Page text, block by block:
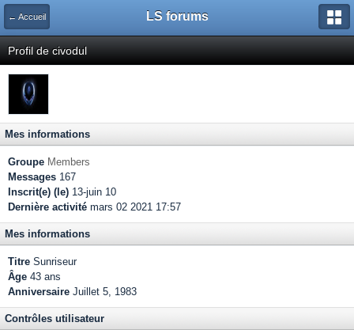
← Accueil LS forums
Profil de civodul
Mes informations
Groupe Members
Messages 167
Inscrit(e) (le) 13-juin 10
Dernière activité mars 02 2021 17:57
Mes informations
Titre Sunriseur
Âge 43 ans
Anniversaire Juillet 5, 1983
Contrôles utilisateur